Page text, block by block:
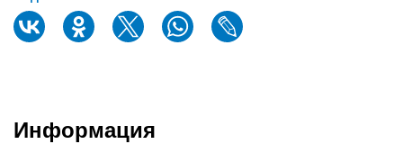
Информация